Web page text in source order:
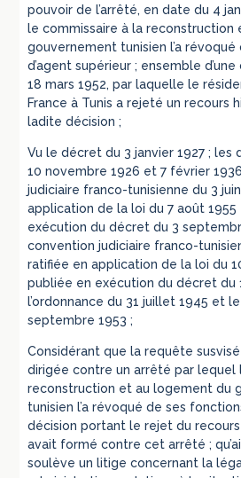
pouvoir de l’arrêté, en date du 4
le commissaire à la reconstruction
gouvernement tunisien l’a
d’agent supérieur ; ensemble
18 mars 1952, par laquelle le
France à Tunis a rejeté un recours
ladite décision ;
Vu le décret du 3 janvier 1927 ; les
10 novembre 1926 et 7 février
judiciaire franco-tunisienne du 3
application de la loi du 7 août
exécution du décret du 3
convention judiciaire franco-
ratifiée en application de la loi du
publiée en exécution du décret du
l’ordonnance du 31 juillet 1945 et
septembre 1953 ;
Considérant que la requête
dirigée contre un arrêté par lequel
reconstruction et au logement du
tunisien l’a révoqué de ses
décision portant le rejet du recours
avait formé contre cet arrêté ;
soulève un litige concernant la